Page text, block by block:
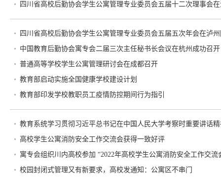
四川省高校后勤协会学生公寓管理专业委员会五届十二次理事会
四川省高校后勤协会学生公寓管理专业委员会五届五次年会在泸
中国教育后勤协会寓专会二届三次主任秘书长会议在杭州成功召开
普通高等学校学生公寓管理研讨会在成都召开
教育部启动实施全国健康学校建设计划
教育部印发学校教职员工疫情防控期间行为指引
教育系统学习贯彻习近平总书记在中国人民大学考察时重要讲话
高校学生公寓消防安全工作交流会获得一致好评
寓专会组织川内高校参加 “2022年高校学生公寓消防安全工作交流
校园封闭式管理又有新要求，高校发通知：公寓区不串门